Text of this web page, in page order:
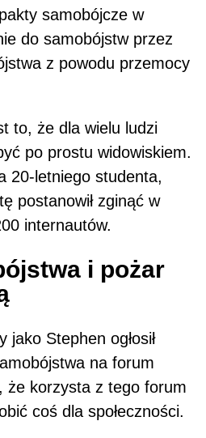
samobójcze w
do samobójstw przez
z powodu przemocy
to, że dla wielu ludzi
po prostu widowiskiem.
20-letniego studenta,
postanowił zginąć w
internautów.
i pożar
jako Stephen ogłosił
na forum
że korzysta z tego forum
coś dla społeczności.